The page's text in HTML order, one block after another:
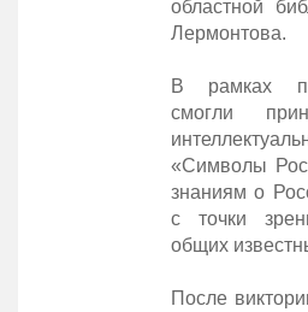
областной
Лермонтова.
В рамках
смогли
«Символы
знаниям о
с точки
общих
После